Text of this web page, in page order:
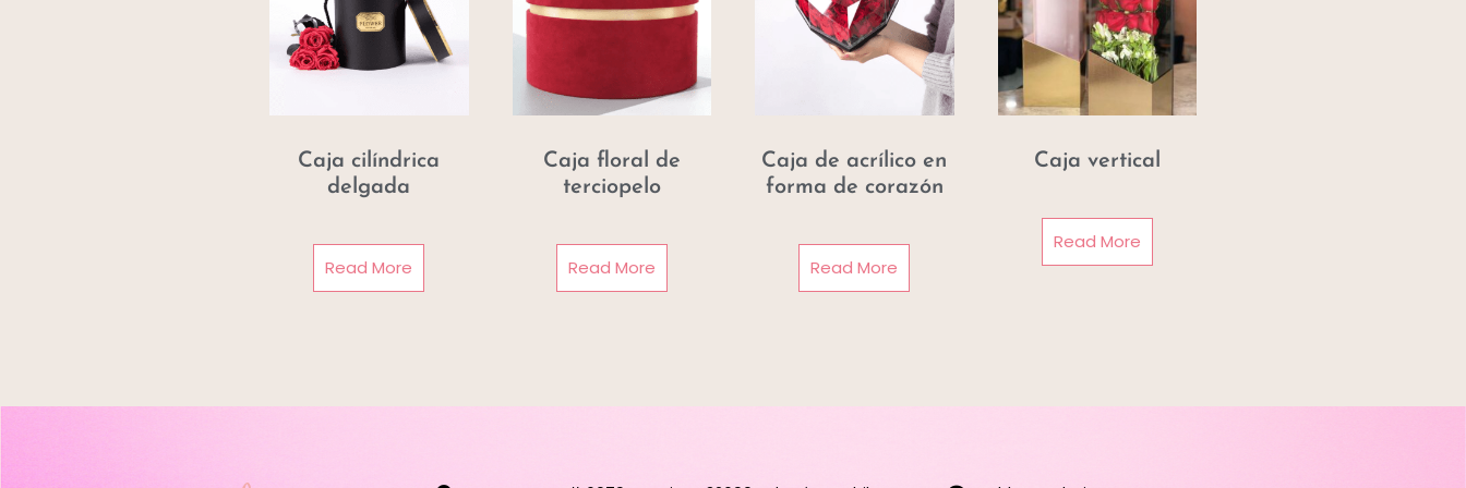
Caja cilíndrica
delgada
Read More
Caja floral de
terciopelo
Read More
Caja de acrílico en
forma de corazón
Read More
Caja vertical
Read More